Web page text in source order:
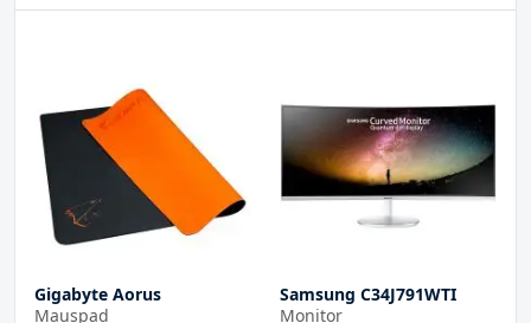
Gigabyte Aorus
Mauspad
Samsung C34J791WTI
Monitor